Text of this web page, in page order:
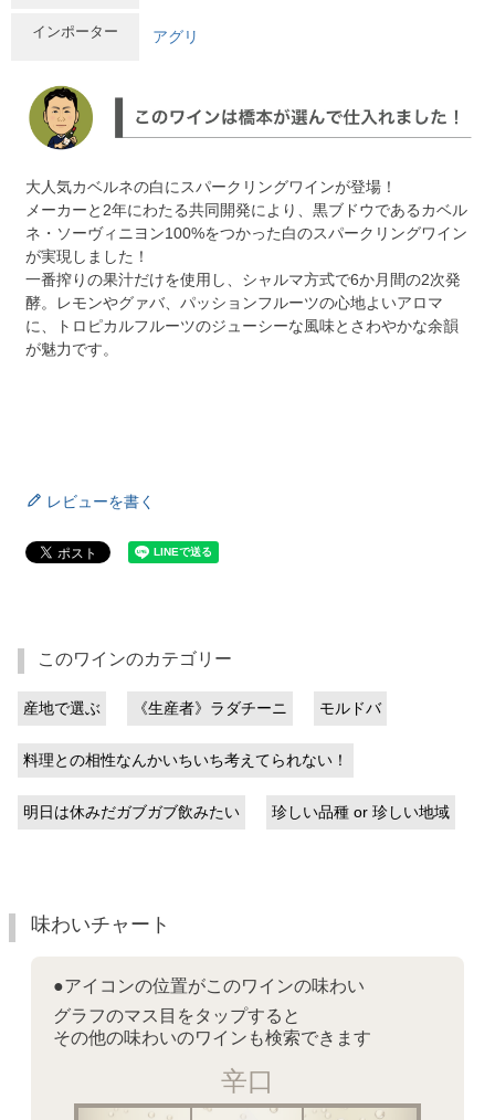
インポーター アグリ
大人気カベルネの白にスパークリングワインが登場！
メーカーと2年にわたる共同開発により、黒ブドウであるカベル
ネ・ソーヴィニヨン100%をつかった白のスパークリングワイン
が実現しました！
一番搾りの果汁だけを使用し、シャルマ方式で6か月間の2次発
酵。レモンやグァバ、パッションフルーツの心地よいアロマ
に、トロピカルフルーツのジューシーな風味とさわやかな余韻
が魅力です。
レビューを書く
このワインのカテゴリー
産地で選ぶ 《生産者》ラダチーニ モルドバ
料理との相性なんかいちいち考えてられない！
明日は休みだガブガブ飲みたい 珍しい品種 or 珍しい地域
味わいチャート
●アイコンの位置がこのワインの味わい
グラフのマス目をタップすると
その他の味わいのワインも検索できます
辛口